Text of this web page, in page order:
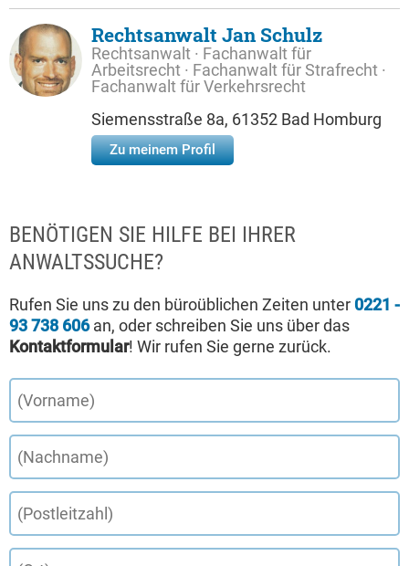
Rechtsanwalt Jan Schulz
Rechtsanwalt · Fachanwalt für
Arbeitsrecht · Fachanwalt für Strafrecht ·
Fachanwalt für Verkehrsrecht
Siemensstraße 8a, 61352 Bad Homburg
Zu meinem Profil
BENÖTIGEN SIE HILFE BEI IHRER
ANWALTSSUCHE?
Rufen Sie uns zu den büroüblichen Zeiten unter 0221 -
93 738 606an, oder schreiben Sie uns über das
Kontaktformular! Wir rufen Sie gerne zurück.